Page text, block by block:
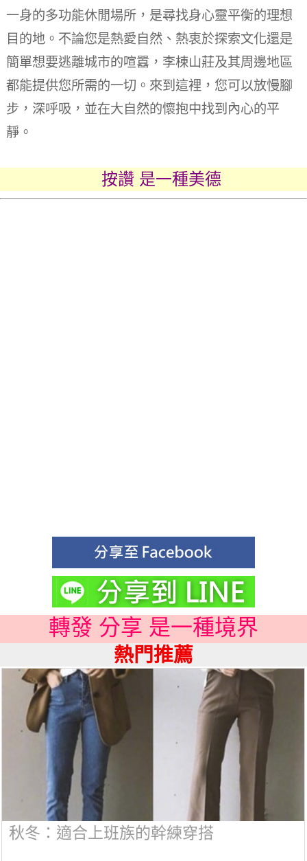
一身的多功能休閒場所，是尋找身心靈平衡的理想
目的地。不論您是熱愛自然、熱衷於探索文化還是
簡單想要逃離城市的喧囂，李棟山莊及其周邊地區
都能提供您所需的一切。來到這裡，您可以放慢腳
步，深呼吸，並在大自然的懷抱中找到內心的平
靜。
按讚 是一種美德
轉發 分享 是一種境界
熱門推薦
秋冬：適合上班族的幹練穿搭